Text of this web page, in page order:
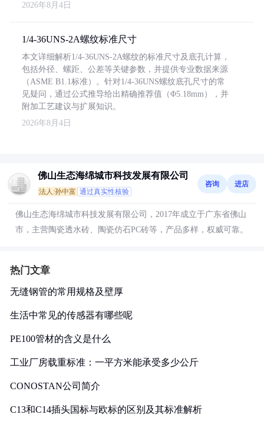
2026年8月4日
1/4-36UNS-2A螺纹标准尺寸
本文详细解析1/4-36UNS-2A螺纹的标准尺寸及底孔计算，
包括外径、螺距、公差等关键参数，并提供专业数据来源
（ASME B1.1标准）。针对1/4-36UNS螺纹底孔尺寸的常
见疑问，通过公式推导给出精确推荐值（Φ5.18mm），并
附加工艺建议与扩展知识。
2026年8月4日
佛山生态海绵城市科技发展有限公司
法人:孙中富 通过真实性核验
咨询 进店
佛山生态海绵城市科技发展有限公司，2017年成立于广东省佛山
市，主营陶瓷透水砖、陶瓷仿石PC砖等，产品多样，权威可靠。
热门文章
无缝钢管的常用规格及壁厚
生活中常见的传感器有哪些呢
PE100管材的含义是什么
工业厂房载重标准：一平方米能承受多少公斤
CONOSTAN公司简介
C13和C14插头国标与欧标的区别及其标准解析